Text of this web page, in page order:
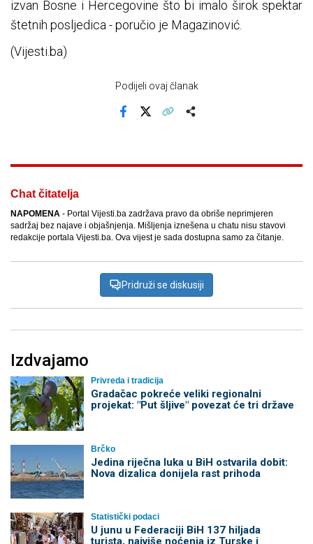
izvan Bosne i Hercegovine što bi imalo širok spektar
štetnih posljedica - poručio je Magazinović.
(Vijesti.ba)
Podijeli ovaj članak
Chat čitatelja
NAPOMENA - Portal Vijesti.ba zadržava pravo da obriše neprimjeren
sadržaj bez najave i objašnjenja. Mišljenja iznešena u chatu nisu stavovi
redakcije portala Vijesti.ba. Ova vijest je sada dostupna samo za čitanje.
Pridruži se diskusiji
Izdvajamo
Privreda i tradicija
Gradačac pokreće veliki regionalni
projekat: "Put šljive" povezat će tri države
Brčko
Jedina riječna luka u BiH ostvarila dobit:
Nova dizalica donijela rast prihoda
Statistički podaci
U junu u Federaciji BiH 137 hiljada
turista, najviše noćenja iz Turske i